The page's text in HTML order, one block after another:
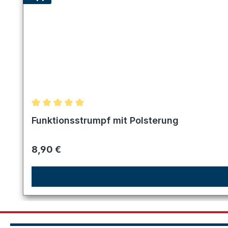
Durchschnittliche Bewertung von 5 von 5 Sternen
Funktionsstrumpf mit Polsterung
Regulärer Preis:
8,90 €